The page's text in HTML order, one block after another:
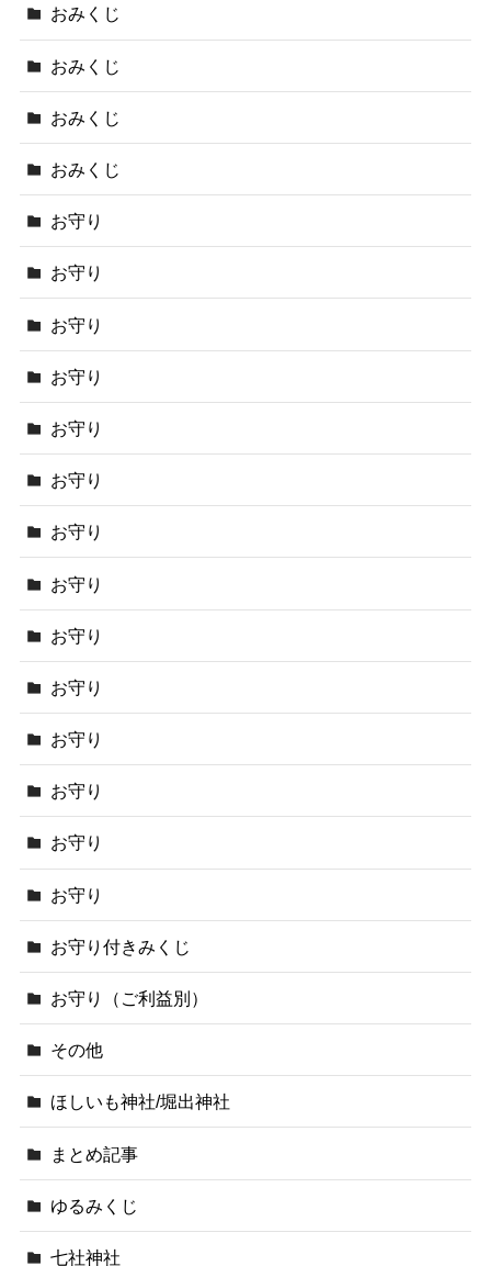
おみくじ
おみくじ
おみくじ
おみくじ
お守り
お守り
お守り
お守り
お守り
お守り
お守り
お守り
お守り
お守り
お守り
お守り
お守り
お守り
お守り付きみくじ
お守り（ご利益別）
その他
ほしいも神社/堀出神社
まとめ記事
ゆるみくじ
七社神社